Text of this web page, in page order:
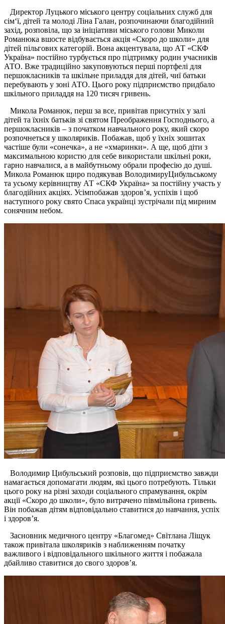
Директор Луцького міського центру соціальних служб для
сім‘ї, дітей та молоді Ліна Галан, розпочинаючи благодійний
захід, розповіла, що за ініціативи міського голови Миколи
Романюка вшосте відбувається акція «Скоро до школи» для
дітей пільгових категорій. Вона акцентувала, що АТ «СКФ
Україна» постійно турбується про підтримку родин учасників
АТО. Вже традиційно закуповуються перші портфелі для
першокласників та шкільне приладдя для дітей, чиї батьки
перебувають у зоні АТО. Цього року підприємство придбало
шкільного приладдя на 120 тисяч гривень.
Микола Романюк, перш за все, привітав присутніх у залі
дітей та їхніх батьків зі святом Преображення Господнього, а
першокласників – з початком навчального року, який скоро
розпочнеться у школяриків. Побажав, щоб у їхніх зошитах
частіше були «сонечка», а не «хмаринки». А ще, щоб діти з
максимальною користю для себе використали шкільні роки,
гарно навчалися, а в майбутньому обрали професію до душі.
Микола Романюк щиро подякував ВолодимируЦибульському
та усьому керівництву АТ «СКФ Україна» за постійну участь у
благодійних акціях. Усімпобажав здоров’я, успіхів і щоб
наступного року свято Спаса українці зустрічали під мирним
сонячним небом.
Володимир Цибульський розповів, що підприємство завжди
намагається допомагати людям, які цього потребують. Тільки
цього року на різні заходи соціального спрамування, окрім
акції «Скоро до школи», було витрачено півмільйона гривень.
Він побажав дітям відповідально ставитися до навчання, успіх
і здоров’я.
Засновник медичного центру «Благомед» Світлана Ліщук
також привітала школяриків з наближенням початку
важливого і відповідального шкільного життя і побажала
дбайливо ставитися до свого здоров’я.